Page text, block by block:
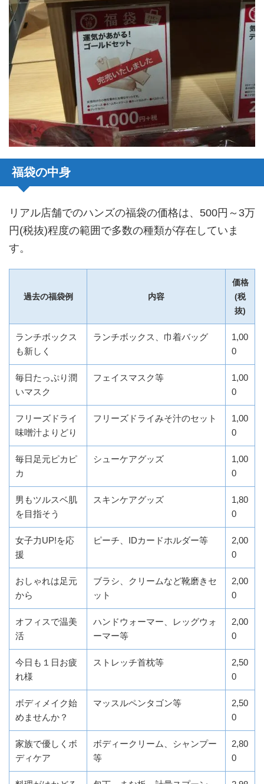
福袋の中身
リアル店舗でのハンズの福袋の価格は、500円～3万
円(税抜)程度の範囲で多数の種類が存在していま
す。
過去の福袋例 内容
価格
(税
抜)
ランチボックス
も新しく
ランチボックス、巾着バッグ
1,00
0
毎日たっぷり潤
いマスク
フェイスマスク等
1,00
0
フリーズドライ
味噌汁よりどり
フリーズドライみそ汁のセット
1,00
0
毎日足元ピカピ
カ
シューケアグッズ
1,00
0
男もツルスベ肌
を目指そう
スキンケアグッズ
1,80
0
女子力UP!を応
援
ピーチ、IDカードホルダー等
2,00
0
おしゃれは足元
から
ブラシ、クリームなど靴磨きセ
ット
2,00
0
オフィスで温美
活
ハンドウォーマー、レッグウォ
ーマー等
2,00
0
今日も１日お疲
れ様
ストレッチ首枕等
2,50
0
ボディメイク始
めませんか？
マッスルペンタゴン等
2,50
0
家族で優しくボ
ディケア
ボディークリーム、シャンプー
等
2,80
0